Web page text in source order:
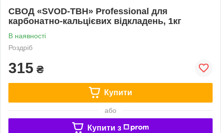
СВОД «SVOD-ТВН» Professional для
карбонатно-кальцієвих відкладень, 1кг
В наявності
Роздріб
315 ₴
Купити
або
Купити з